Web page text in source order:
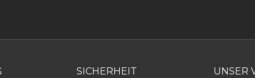
SICHERHEIT UNSER